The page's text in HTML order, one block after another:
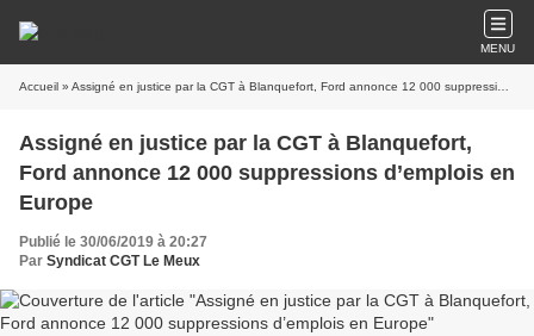
MENU
Accueil » Assigné en justice par la CGT à Blanquefort, Ford annonce 12 000 suppressions d’emplois en Europe
Assigné en justice par la CGT à Blanquefort,
Ford annonce 12 000 suppressions d’emplois en
Europe
Publié le 30/06/2019 à 20:27
Par Syndicat CGT Le Meux